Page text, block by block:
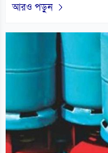
আরও পড়ুন